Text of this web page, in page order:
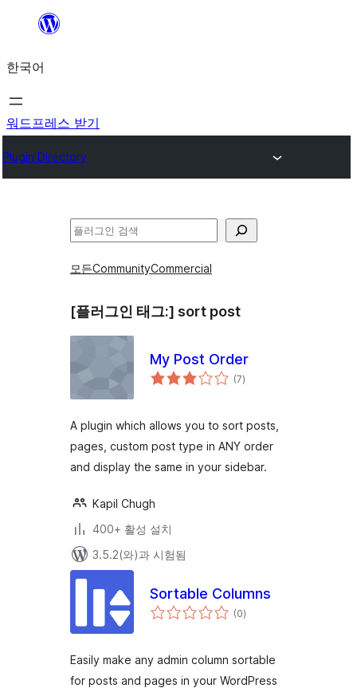
츠
로
바
가
한국어
워드프레스 받기
Plugin Directory
검
모든CommunityCommercial
[플러그인 태그:] sort post
My Post Order
(7전
체)
A plugin which allows you to sort posts,
pages, custom post type in ANY order
and display the same in your sidebar.
Kapil Chugh
400+ 활성 설치
3.5.2(와)과 시험됨
Sortable Columns
(0전
체)
Easily make any admin column sortable
for posts and pages in your WordPress